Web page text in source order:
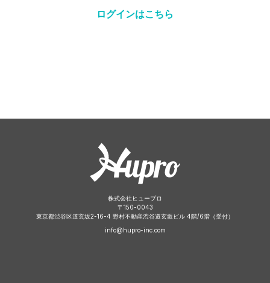
ログインはこちら
株式会社ヒュープロ
〒 150-0043
東京都渋谷区道玄坂2-16-4 野村不動産渋谷道玄坂ビル 4階/6階（受付）
info@hupro-inc.com